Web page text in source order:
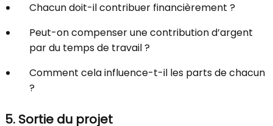
Chacun doit-il contribuer financièrement ?
Peut-on compenser une contribution d’argent
par du temps de travail ?
Comment cela influence-t-il les parts de chacun
?
5. Sortie du projet